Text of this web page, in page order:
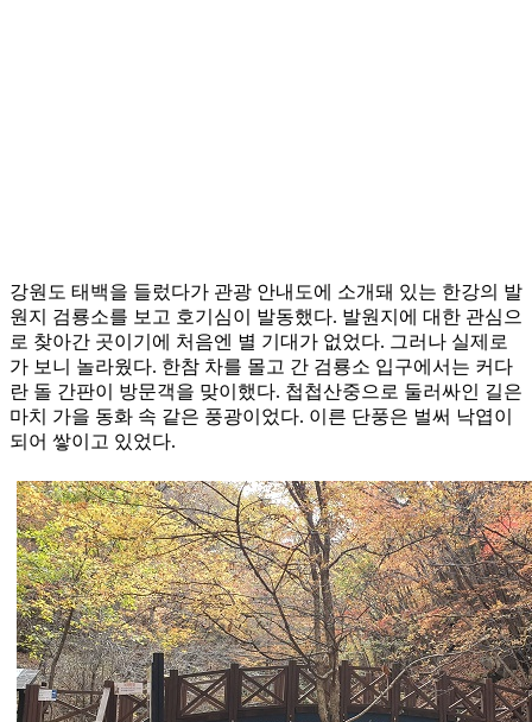
강원도 태백을 들렀다가 관광 안내도에 소개돼 있는 한강의 발
원지 검룡소를 보고 호기심이 발동했다. 발원지에 대한 관심으
로 찾아간 곳이기에 처음엔 별 기대가 없었다. 그러나 실제로
가 보니 놀라웠다. 한참 차를 몰고 간 검룡소 입구에서는 커다
란 돌 간판이 방문객을 맞이했다. 첩첩산중으로 둘러싸인 길은
마치 가을 동화 속 같은 풍광이었다. 이른 단풍은 벌써 낙엽이
되어 쌓이고 있었다.